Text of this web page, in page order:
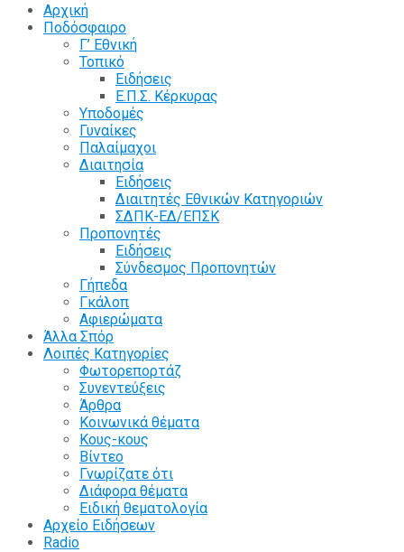
Αρχική
Ποδόσφαιρο
Γ’ Εθνική
Τοπικό
Ειδήσεις
Ε.Π.Σ. Κέρκυρας
Υποδομές
Γυναίκες
Παλαίμαχοι
Διαιτησία
Ειδήσεις
Διαιτητές Εθνικών Κατηγοριών
ΣΔΠΚ-ΕΔ/ΕΠΣΚ
Προπονητές
Ειδήσεις
Σύνδεσμος Προπονητών
Γήπεδα
Γκάλοπ
Αφιερώματα
Άλλα Σπόρ
Λοιπές Κατηγορίες
Φωτορεπορτάζ
Συνεντεύξεις
Άρθρα
Κοινωνικά θέματα
Κους-κους
Βίντεο
Γνωρίζατε ότι
Διάφορα θέματα
Ειδική θεματολογία
Αρχείο Ειδήσεων
Radio